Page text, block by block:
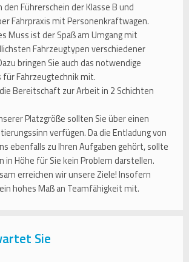
den Führerschein der Klasse B und
Fahrpraxis mit Personenkraftwagen.
Muss ist der Spaß am Umgang mit
Fahrzeugtypen verschiedener
bringen Sie auch das notwendige
für Fahrzeugtechnik mit.
Bereitschaft zur Arbeit in 2 Schichten
Platzgröße sollten Sie über einen
verfügen. Da die Entladung von
ebenfalls zu Ihren Aufgaben gehört, sollte
in Höhe für Sie kein Problem darstellen.
erreichen wir unsere Ziele! Insofern
hohes Maß an Teamfähigkeit mit.
Sie